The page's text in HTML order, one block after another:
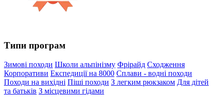
Типи програм
Зимові походи Школи альпінізму Фрірайд Сходження
Корпоративи Експедиції на 8000 Сплави - водні походи
Походи на вихідні Піші походи З легким рюкзаком Для дітей
та батьків З місцевими гідами